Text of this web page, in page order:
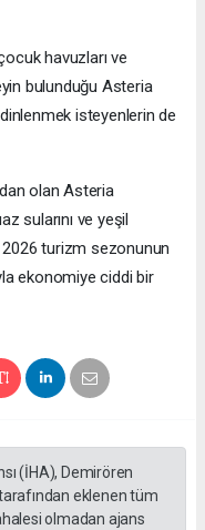
havuzları ve
bulunduğu Asteria
isteyenlerin de
olan Asteria
sularını ve yeşil
2026 turizm sezonunun
ekonomiye ciddi bir
(İHA), Demirören
eklenen tüm
olmadan ajans